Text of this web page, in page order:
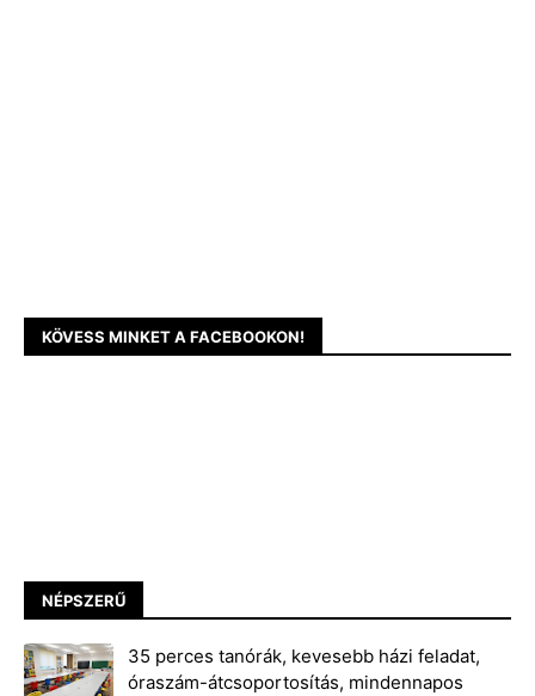
KÖVESS MINKET A FACEBOOKON!
NÉPSZERŰ
35 perces tanórák, kevesebb házi feladat,
óraszám-átcsoportosítás, mindennapos